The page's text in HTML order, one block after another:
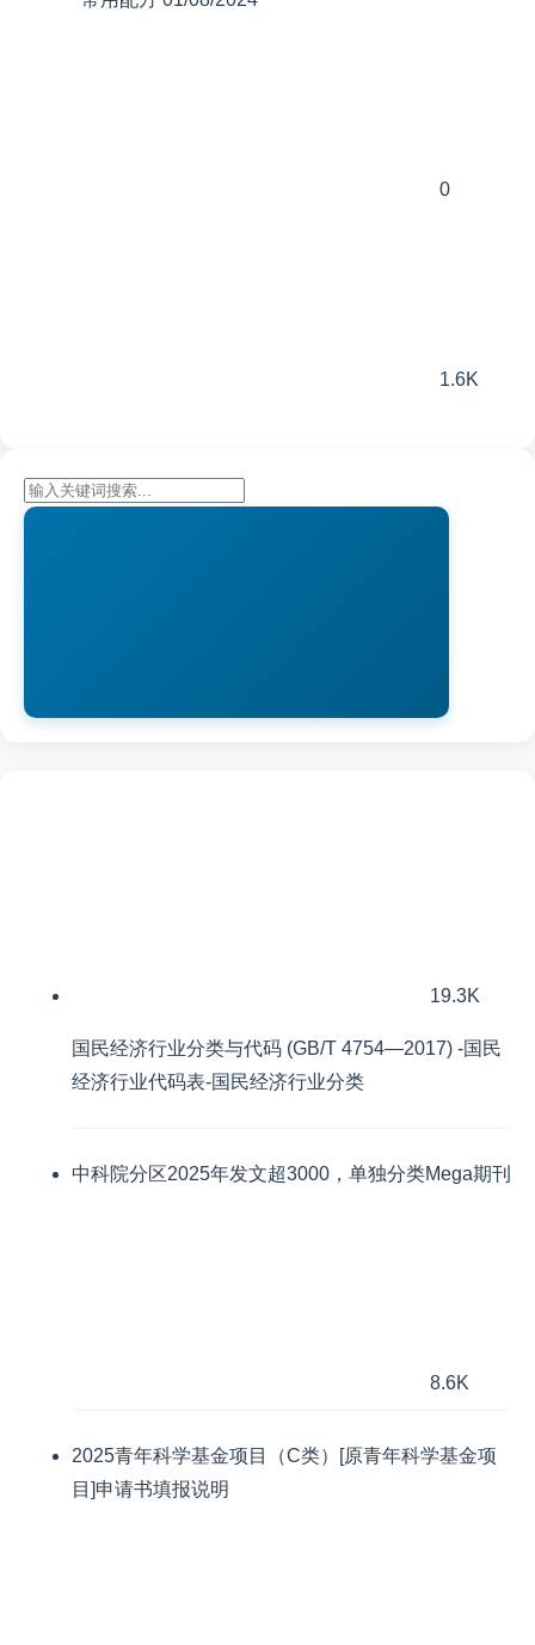
0
1.6K
19.3K
国民经济行业分类与代码 (GB/T 4754—2017) -国民
经济行业代码表-国民经济行业分类
中科院分区2025年发文超3000，单独分类Mega期刊
8.6K
2025青年科学基金项目（C类）[原青年科学基金项
目]申请书填报说明